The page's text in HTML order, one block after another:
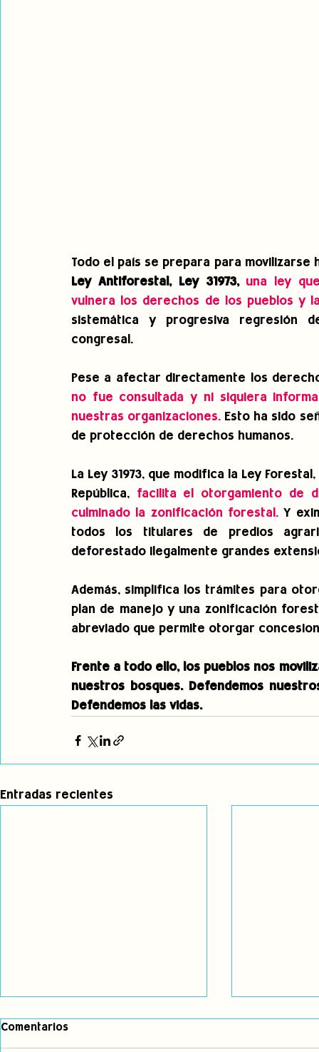
Ley Antiforestal, Ley 31973, una ley
vulnera los derechos de los pueblos y
sistemática y progresiva regresión
congresal.
Pese a afectar directamente los
no fue consultada y ni siquiera
nuestras organizaciones. Esto ha sido
de protección de derechos humanos.
La Ley 31973, que modifica la Ley
República, facilita el otorgamiento de
culminado la zonificación forestal. Y
todos los titulares de predios
deforestado ilegalmente grandes
Además, simplifica los trámites para
plan de manejo y una zonificación
abreviado que permite otorgar
Frente a todo ello, los pueblos nos
nuestros bosques. Defendemos
Defendemos las vidas.
Entradas recientes
Día de la
existir,
Comentarios